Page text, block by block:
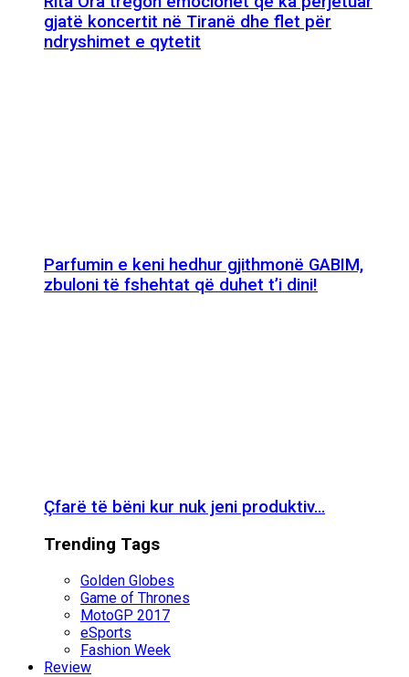
gjatë koncertit në Tiranë dhe flet për
ndryshimet e qytetit
Parfumin e keni hedhur gjithmonë GABIM,
zbuloni të fshehtat që duhet t’i dini!
Çfarë të bëni kur nuk jeni produktiv…
Trending Tags
Golden Globes
Game of Thrones
MotoGP 2017
eSports
Fashion Week
Review